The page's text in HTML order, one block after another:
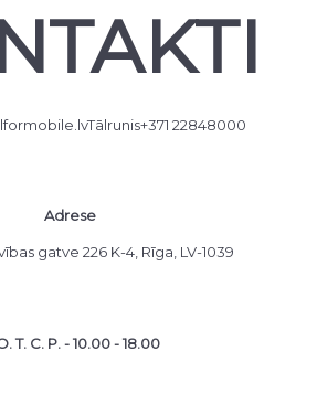
Tālrunis+371 22848000
Adrese
gatve 226 K-4, Rīga, LV-1039
T. C. P. - 10.00 - 18.00